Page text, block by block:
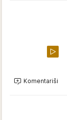
Komentariši